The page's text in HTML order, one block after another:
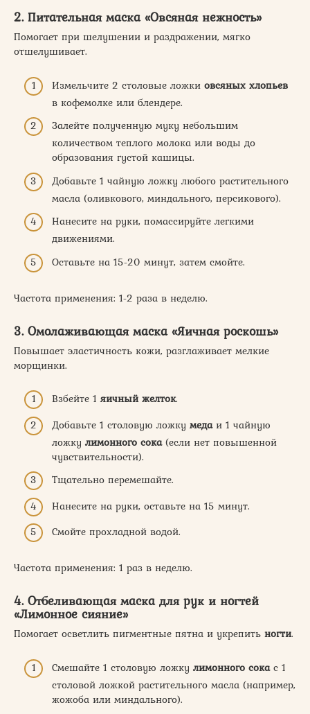
2. Питательная маска «Овсяная нежность»
Помогает при шелушении и раздражении, мягко
отшелушивает.
Измельчите 2 столовые ложки овсяных хлопьев
в кофемолке или блендере.
Залейте полученную муку небольшим
количеством теплого молока или воды до
образования густой кашицы.
Добавьте 1 чайную ложку любого растительного
масла (оливкового, миндального, персикового).
Нанесите на руки, помассируйте легкими
движениями.
Оставьте на 15-20 минут, затем смойте.
Частота применения: 1-2 раза в неделю.
3. Омолаживающая маска «Яичная роскошь»
Повышает эластичность кожи, разглаживает мелкие
морщинки.
Взбейте 1яичный желток.
Добавьте 1 столовую ложку медаи 1 чайную
ложку лимонного сока(если нет повышенной
чувствительности).
Тщательно перемешайте.
Нанесите на руки, оставьте на 15 минут.
Смойте прохладной водой.
Частота применения: 1 раз в неделю.
4. Отбеливающая маска для рук и ногтей
«Лимонное сияние»
Помогает осветлить пигментные пятна и укрепить ногти.
Смешайте 1 столовую ложку лимонного сокас 1
столовой ложкой растительного масла (например,
жожоба или миндального).